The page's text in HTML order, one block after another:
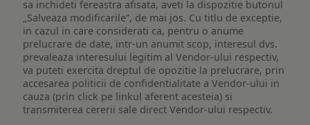
sa inchideti fereastra afisata, aveti la dispozitie butonul
„Salveaza modificarile”, de mai jos. Cu titlu de exceptie,
in cazul in care considerati ca, pentru o anume
prelucrare de date, intr-un anumit scop, interesul dvs.
prevaleaza interesului legitim al Vendor-ului respectiv,
va puteti exercita dreptul de opozitie la prelucrare, prin
accesarea politicii de confidentialitate a Vendor-ului in
cauza (prin click pe linkul aferent acesteia) si
transmiterea cererii sale direct Vendor-ului respectiv.